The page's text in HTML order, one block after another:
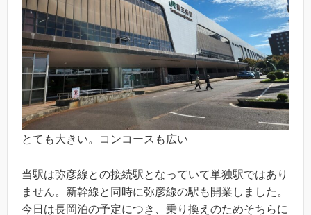
とても大きい。コンコースも広い
当駅は弥彦線との接続駅となっていて単独駅ではあり
ません。新幹線と同時に弥彦線の駅も開業しました。
今日は長岡泊の予定につき、乗り換えのためそちらに